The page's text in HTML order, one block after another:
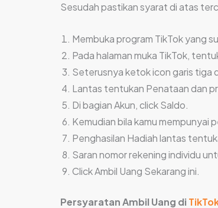
Sesudah pastikan syarat di atas
Membuka program TikTok yang
Pada halaman muka TikTok,
Seterusnya ketok icon garis tiga
Lantas tentukan Penataan dan
Di bagian Akun, click Saldo.
Kemudian bila kamu mempunyai
Penghasilan Hadiah lantas
Saran nomor rekening individu
Click Ambil Uang Sekarang ini.
Persyaratan Ambil Uang di